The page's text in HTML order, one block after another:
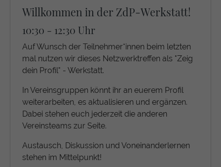
Willkommen in der ZdP-Werkstatt!
10:30 - 12:30 Uhr
Auf Wunsch der Teilnehmer*innen beim letzten
mal nutzen wir dieses Netzwerktreffen als "Zeig
dein Profil" - Werkstatt.
In Vereinsgruppen könnt ihr an euerem Profil
weiterarbeiten, es aktualisieren und ergänzen.
Dabei stehen euch jederzeit die anderen
Vereinsteams zur Seite.
Austausch, Diskussion und Voneinanderlernen
stehen im Mittelpunkt!